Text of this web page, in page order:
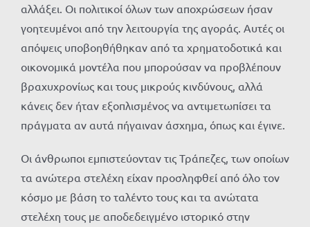
αλλάξει. Οι πολιτικοί όλων των αποχρώσεων ήσαν
γοητευμένοι από την λειτουργία της αγοράς. Αυτές οι
απόψεις υποβοηθήθηκαν από τα χρηματοδοτικά και
οικονομικά μοντέλα που μπορούσαν να προβλέπουν
βραχυχρονίως και τους μικρούς κινδύνους, αλλά
κάνεις δεν ήταν εξοπλισμένος να αντιμετωπίσει τα
πράγματα αν αυτά πήγαιναν άσχημα, όπως και έγινε.
Οι άνθρωποι εμπιστεύονταν τις Τράπεζες, των οποίων
τα ανώτερα στελέχη είχαν προσληφθεί από όλο τον
κόσμο με βάση το ταλέντο τους και τα ανώτατα
στελέχη τους με αποδεδειγμένο ιστορικό στην